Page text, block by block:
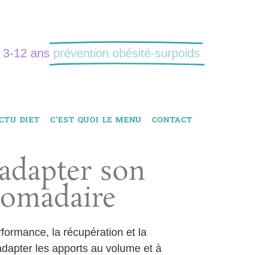
12 ans prévention obésité-surpoids
DIET C’EST QUOI LE MENU CONTACT
son
la récupération et la
les apports au volume et à